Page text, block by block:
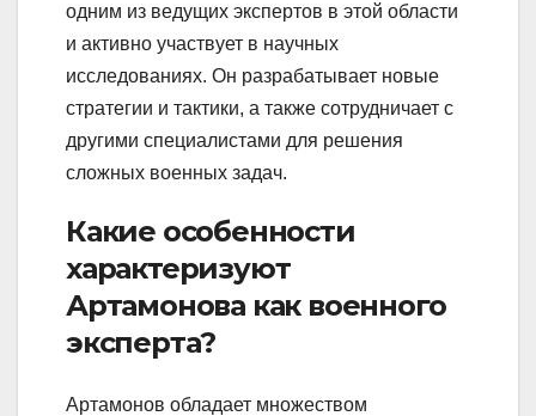
одним из ведущих экспертов в этой области
и активно участвует в научных
исследованиях. Он разрабатывает новые
стратегии и тактики, а также сотрудничает с
другими специалистами для решения
сложных военных задач.
Какие особенности
характеризуют
Артамонова как военного
эксперта?
Артамонов обладает множеством